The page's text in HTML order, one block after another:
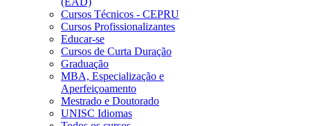
Cursos Técnicos - CEPRU
Cursos Profissionalizantes
Educar-se
Cursos de Curta Duração
Graduação
MBA, Especialização e
Aperfeiçoamento
Mestrado e Doutorado
UNISC Idiomas